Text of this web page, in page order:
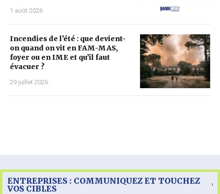
1 août 2026
Incendies de l’été : que devient-
on quand on vit en FAM-MAS,
foyer ou en IME et qu’il faut
évacuer ?
29 juillet 2026
ENTREPRISES : COMMUNIQUEZ ET TOUCHEZ
VOS CIBLES